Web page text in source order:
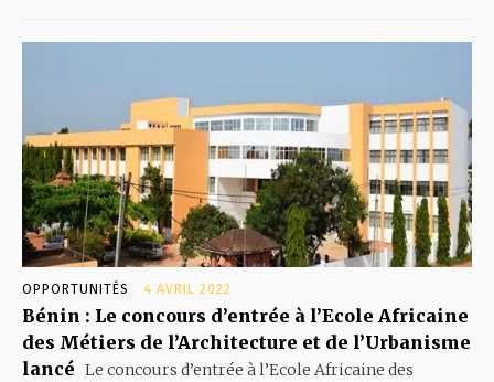
OPPORTUNITÉS 4 AVRIL 2022
Bénin : Le concours d’entrée à l’Ecole Africaine
des Métiers de l’Architecture et de l’Urbanisme
lancé Le concours d’entrée à l’Ecole Africaine des